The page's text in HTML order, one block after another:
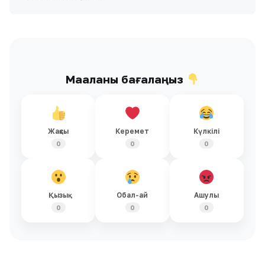
Ұқсас жаңалықтар Барлығы →